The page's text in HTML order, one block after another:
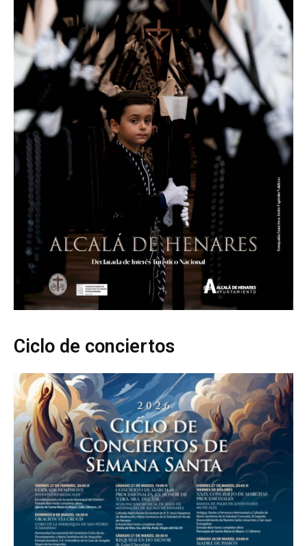
Ciclo de conciertos